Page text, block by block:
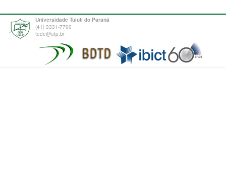
Universidade Tuiuti do Paraná
(41) 3331-7700
tede@utp.br